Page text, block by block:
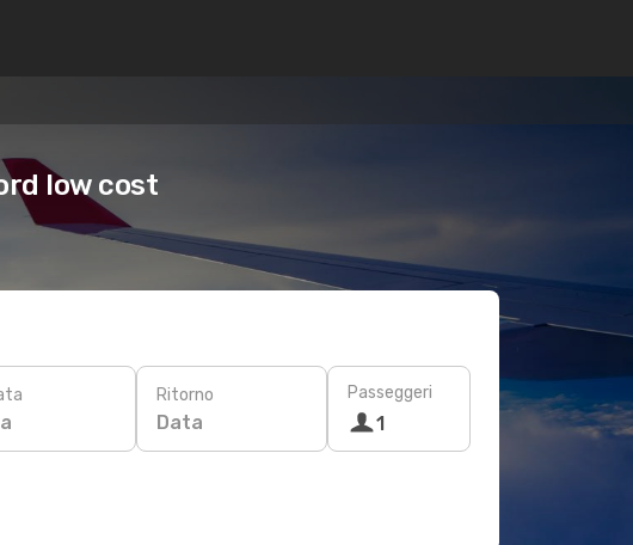
low cost
Ritorno
Data
Passeggeri
1